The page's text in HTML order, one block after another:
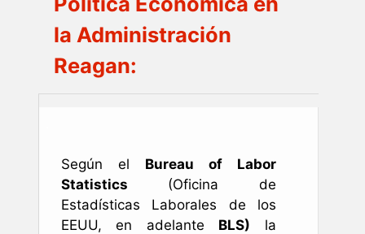
la Administración
Reagan:
Según el Bureau of Labor
Statistics (Oficina de
Estadísticas Laborales de los
EEUU, en adelante BLS) la